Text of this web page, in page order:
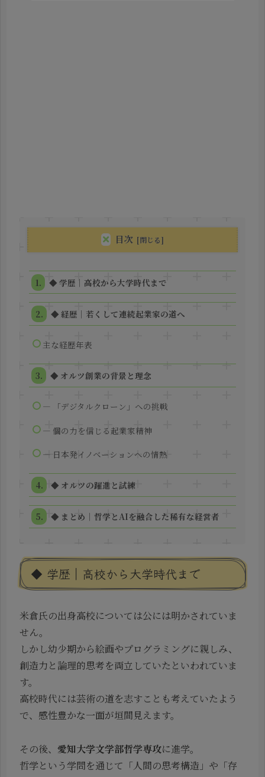
目次
◆ 学歴｜高校から大学時代まで
◆ 経歴｜若くして連続起業家の道へ
主な経歴年表
◆ オルツ創業の背景と理念
― 「デジタルクローン」への挑戦
― 個の力を信じる起業家精神
― 日本発イノベーションへの情熱
◆ オルツの躍進と試練
◆ まとめ｜哲学とAIを融合した稀有な経営者
◆ 学歴｜高校から大学時代まで
米倉氏の出身高校については公には明かされていま
せん。
しかし幼少期から絵画やプログラミングに親しみ、
創造力と論理的思考を両立していたといわれていま
す。
高校時代には芸術の道を志すことも考えていたよう
で、感性豊かな一面が垣間見えます。
その後、 愛知大学文学部哲学専攻に進学。
哲学という学問を通じて「人間の思考構造」や「存